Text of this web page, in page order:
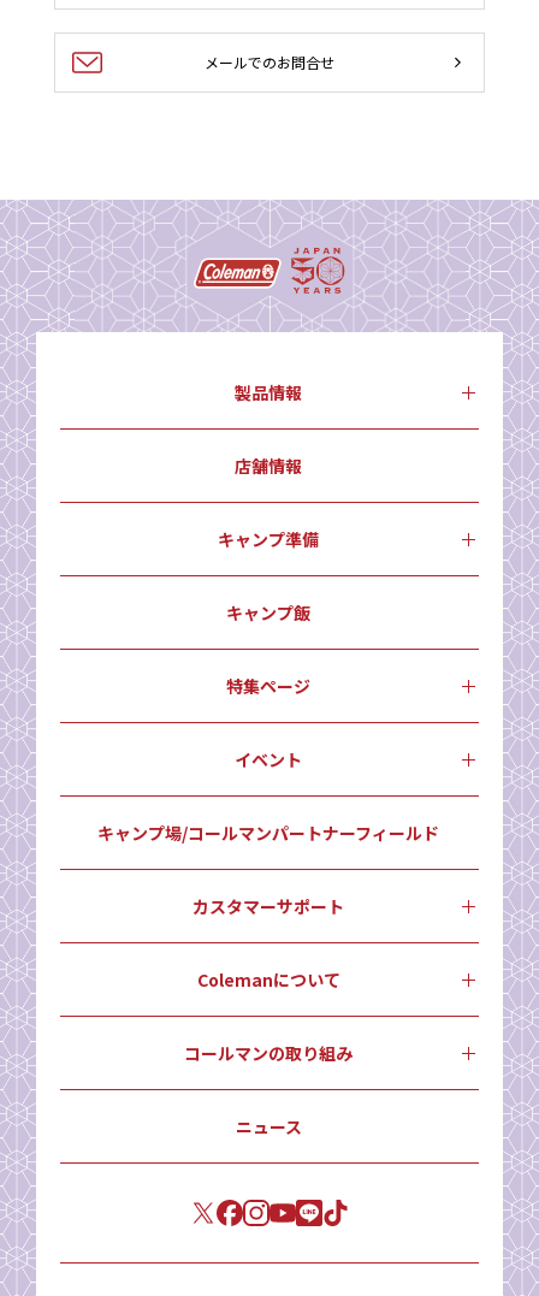
メールでのお問合せ
製品情報
店舗情報
キャンプ準備
キャンプ飯
特集ページ
イベント
キャンプ場/コールマンパートナーフィールド
カスタマーサポート
Colemanについて
コールマンの取り組み
ニュース